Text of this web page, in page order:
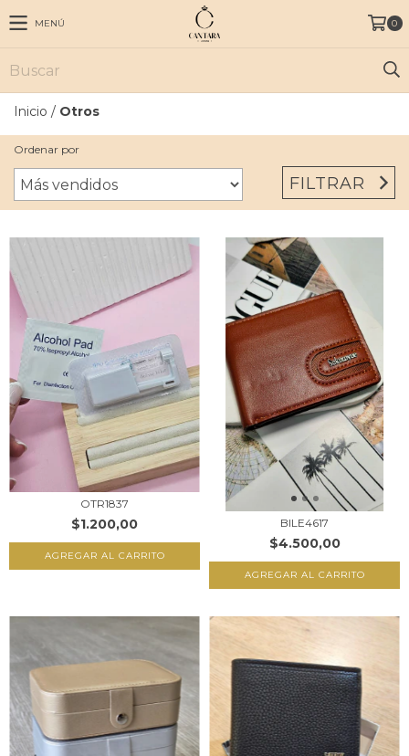
MENÚ 0
Inicio / Otros
Ordenar por
FILTRAR
OTR1837
$1.200,00 BILE4617
$4.500,00
AGREGAR AL CARRITO